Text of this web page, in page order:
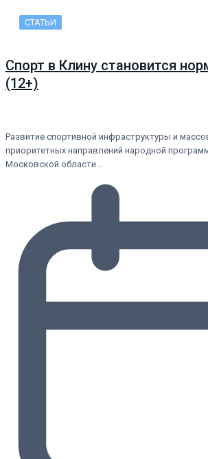
СТАТЬИ
Спорт в Клину становится
(12+)
Развитие спортивной инфраструктуры и
приоритетных направлений народной
Московской области…